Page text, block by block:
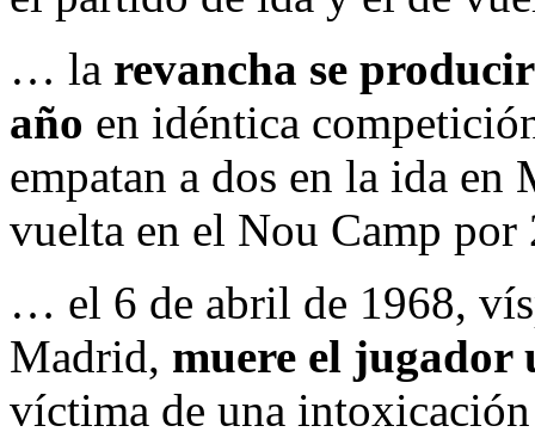
… la revancha se
año en idéntica
empatan a dos en la ida
vuelta en el Nou Camp por
… el 6 de abril de 1968,
Madrid, muere el jugador
víctima de una